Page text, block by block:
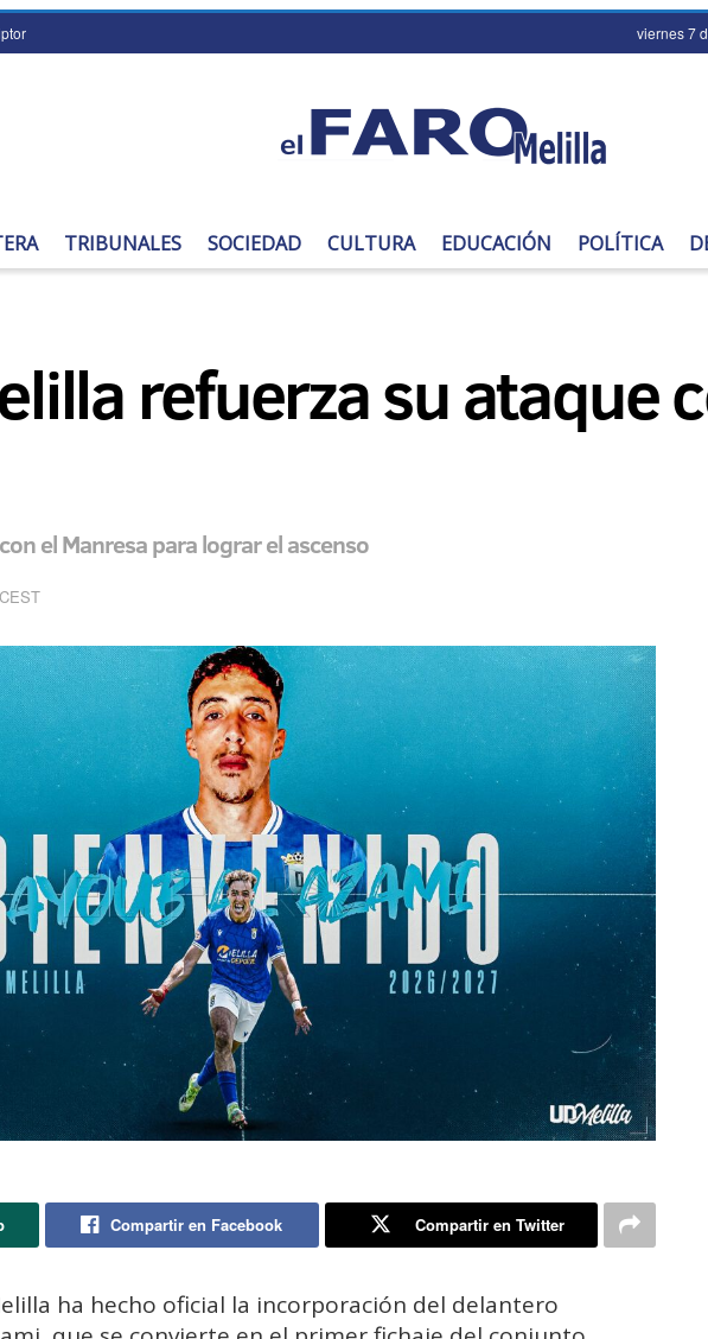
viernes 7
TRIBUNALES SOCIEDAD CULTURA EDUCACIÓN POLÍTICA
refuerza su ataque
el Manresa para lograr el ascenso
Compartir en Facebook Compartir en Twitter
ha hecho oficial la incorporación del delantero